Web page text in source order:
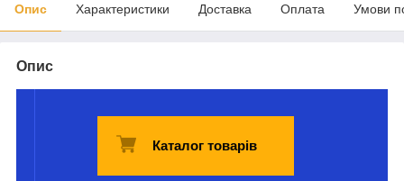
Опис Характеристики Доставка Оплата Умови
Опис
Каталог товарів